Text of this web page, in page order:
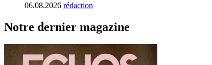
06.08.2026 rédaction
Notre dernier magazine